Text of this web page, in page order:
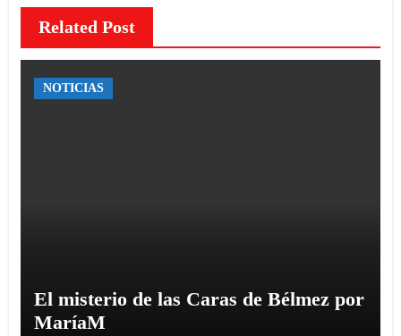
Related Post
NOTICIAS
El misterio de las Caras de Bélmez por
MaríaM